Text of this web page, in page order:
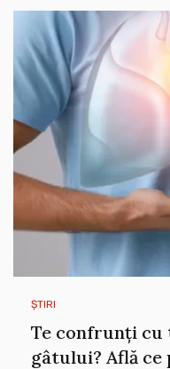
ȘTIRI
Te confrunți cu
gâtului? Află ce